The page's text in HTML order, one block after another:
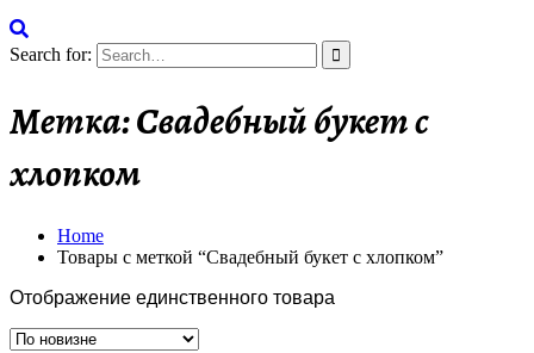
Search for:
Метка:Свадебный букет с
хлопком
Home
Товары с меткой “Свадебный букет с хлопком”
Отображение единственного товара